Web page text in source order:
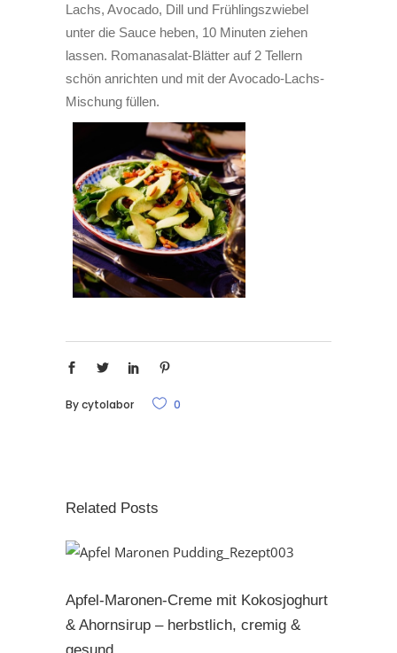
Lachs, Avocado, Dill und Frühlingszwiebel
unter die Sauce heben, 10 Minuten ziehen
lassen. Romanasalat-Blätter auf 2 Tellern
schön anrichten und mit der Avocado-Lachs-
Mischung füllen.
Bycytolabor 0
Related Posts
Apfel-Maronen-Creme mit Kokosjoghurt
& Ahornsirup – herbstlich, cremig &